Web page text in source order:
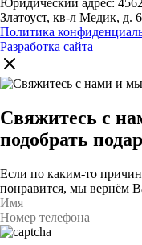
Златоуст, кв-л Медик, д. 6
Политика
Разработка сайта
Свяжитесь с
подобрать
Если по каким-то
понравится, мы вернём